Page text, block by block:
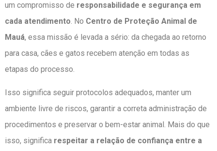
um compromisso de responsabilidade e segurança em
cada atendimento. No Centro de Proteção Animal de
Mauá, essa missão é levada a sério: da chegada ao retorno
para casa, cães e gatos recebem atenção em todas as
etapas do processo.
Isso significa seguir protocolos adequados, manter um
ambiente livre de riscos, garantir a correta administração de
procedimentos e preservar o bem-estar animal. Mais do que
isso, significa respeitar a relação de confiança entre a